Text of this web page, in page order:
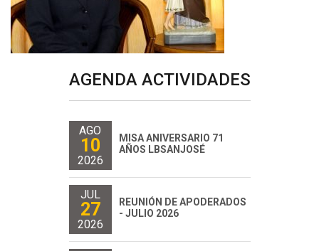
AGENDA ACTIVIDADES
AGO
10
2026
MISA ANIVERSARIO 71
AÑOS LBSANJOSÉ
JUL
27
2026
REUNIÓN DE APODERADOS
- JULIO 2026